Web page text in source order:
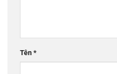
Tên*